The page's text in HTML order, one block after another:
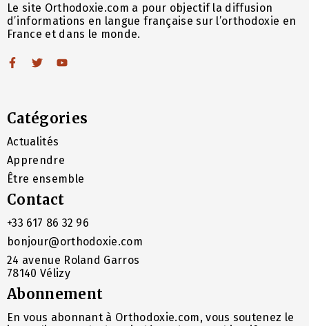
Le site Orthodoxie.com a pour objectif la diffusion
d’informations en langue française sur l’orthodoxie en
France et dans le monde.
Catégories
Actualités
Apprendre
Être ensemble
Contact
+33 617 86 32 96
bonjour@orthodoxie.com
24 avenue Roland Garros
78140 Vélizy
Abonnement
En vous abonnant à Orthodoxie.com, vous soutenez le